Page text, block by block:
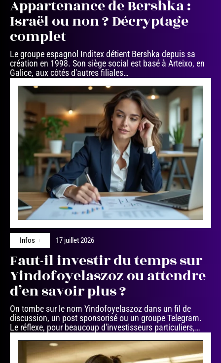
Appartenance de Bershka :
Israël ou non ? Décryptage
complet
Le groupe espagnol Inditex détient Bershka depuis sa
création en 1998. Son siège social est basé à Arteixo, en
Galice, aux côtés d'autres filiales…
Infos 17 juillet 2026
Faut-il investir du temps sur
Yindofoyelaszoz ou attendre
d’en savoir plus ?
On tombe sur le nom Yindofoyelaszoz dans un fil de
discussion, un post sponsorisé ou un groupe Telegram.
Le réflexe, pour beaucoup d'investisseurs particuliers,…